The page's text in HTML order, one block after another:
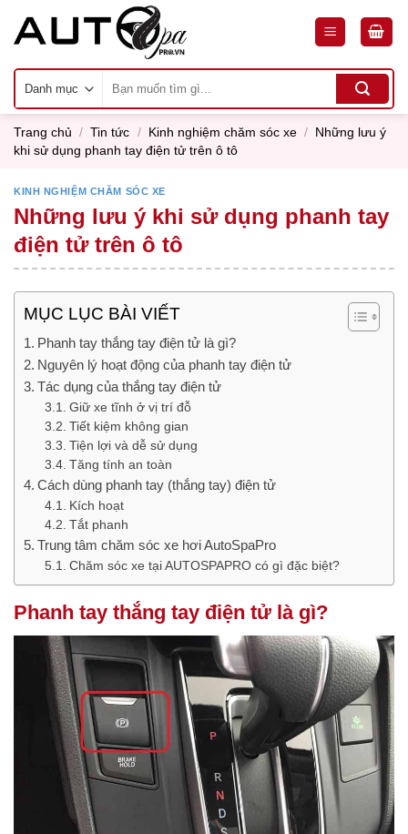
kiếm:
Trang chủ / Tin tức / Kinh nghiệm chăm sóc xe / Những lưu ý
khi sử dụng phanh tay điện tử trên ô tô
KINH NGHIỆM CHĂM SÓC XE
Những lưu ý khi sử dụng phanh tay
điện tử trên ô tô
MỤC LỤC BÀI VIẾT
Phanh tay thắng tay điện tử là gì?
Nguyên lý hoạt động của phanh tay điện tử
Tác dụng của thắng tay điện tử
Giữ xe tĩnh ở vị trí đỗ
Tiết kiệm không gian
Tiện lợi và dễ sử dụng
Tăng tính an toàn
Cách dùng phanh tay (thắng tay) điện tử
Kích hoạt
Tắt phanh
Trung tâm chăm sóc xe hơi AutoSpaPro
Chăm sóc xe tại AUTOSPAPRO có gì đặc biệt?
Phanh tay thắng tay điện tử là gì?